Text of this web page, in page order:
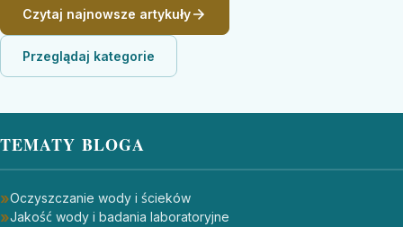
Czytaj najnowsze artykuły
Przeglądaj kategorie
TEMATY BLOGA
Oczyszczanie wody i ścieków
Jakość wody i badania laboratoryjne